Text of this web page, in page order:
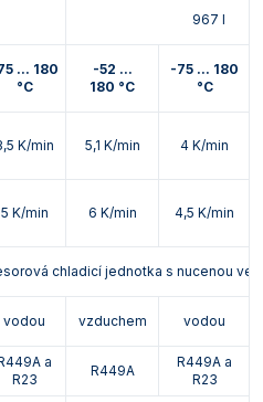
967 l
... 180
°C
-52 ...
180 °C
-75 ... 180
°C
K/min 5,1 K/min 4 K/min
5 K/min 6 K/min 4,5 K/min
chladicí jednotka s nucenou
vodou vzduchem vodou
a
R23
R449A
R449A a
R23